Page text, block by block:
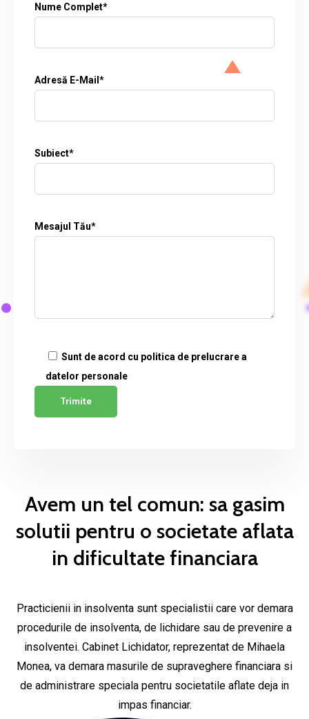
Nume Complet*
Adresă E-Mail*
Subiect*
Mesajul Tău*
Sunt de acord cu politica de prelucrare a
datelor personale
Avem un tel comun: sa gasim
solutii pentru o societate aflata
in dificultate financiara
Practicienii in insolventa sunt specialistii care vor demara
procedurile de insolventa, de lichidare sau de prevenire a
insolventei. Cabinet Lichidator, reprezentat de Mihaela
Monea, va demara masurile de supraveghere financiara si
de administrare speciala pentru societatile aflate deja in
impas financiar.